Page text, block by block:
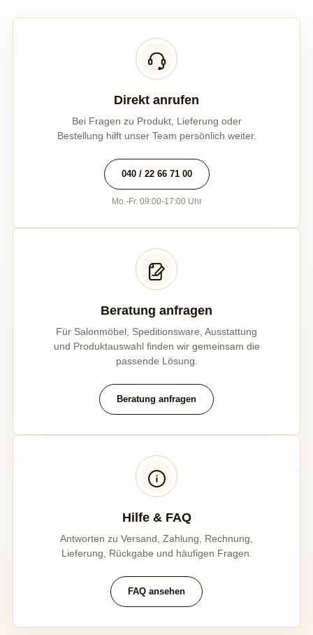
Direkt anrufen
Bei Fragen zu Produkt, Lieferung oder
Bestellung hilft unser Team persönlich weiter.
040 / 22 66 71 00
Mo.-Fr. 09:00-17:00 Uhr
Beratung anfragen
Für Salonmöbel, Speditionsware, Ausstattung
und Produktauswahl finden wir gemeinsam die
passende Lösung.
Beratung anfragen
Hilfe & FAQ
Antworten zu Versand, Zahlung, Rechnung,
Lieferung, Rückgabe und häufigen Fragen.
FAQ ansehen